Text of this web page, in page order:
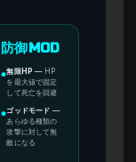
防御MOD
●無限HP — HP
を最大値で固定
して死亡を回避
●ゴッドモード —
あらゆる種類の
攻撃に対して無
敵になる